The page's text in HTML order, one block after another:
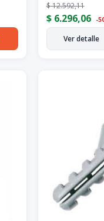
$12.592,11
$6.296,06 -
Ver detalle